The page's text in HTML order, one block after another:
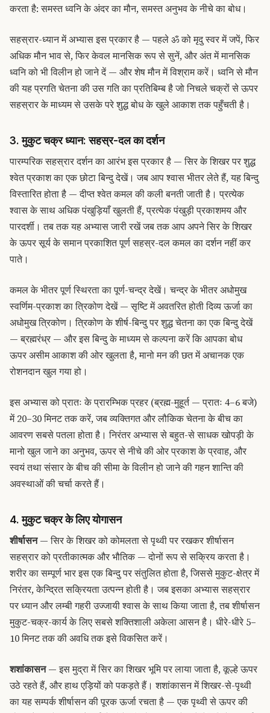
करता है: समस्त ध्वनि के अंदर का मौन, समस्त अनुभव के नीचे का बोध।
सहस्रार-ध्यान में अभ्यास इस प्रकार है — पहले ॐ को मृदु स्वर में जपें, फिर
अधिक मौन भाव से, फिर केवल मानसिक रूप से सुनें, और अंत में मानसिक
ध्वनि को भी विलीन हो जाने दें — और शेष मौन में विश्राम करें। ध्वनि से मौन
की यह प्रगति चेतना की उस गति का प्रतिबिम्ब है जो निचले चक्रों से ऊपर
सहस्रार के माध्यम से उसके परे शुद्ध बोध के खुले आकाश तक पहुँचती है।
3. मुकुट चक्र ध्यान: सहस्र-दल का दर्शन
पारम्परिक सहस्रार दर्शन का आरंभ इस प्रकार है — सिर के शिखर पर शुद्ध
श्वेत प्रकाश का एक छोटा बिन्दु देखें। जब आप श्वास भीतर लेते हैं, यह बिन्दु
विस्तारित होता है — दीप्त श्वेत कमल की कली बनती जाती है। प्रत्येक
श्वास के साथ अधिक पंखुड़ियाँ खुलती हैं, प्रत्येक पंखुड़ी प्रकाशमय और
पारदर्शी। तब तक यह अभ्यास जारी रखें जब तक आप अपने सिर के शिखर
के ऊपर सूर्य के समान प्रकाशित पूर्ण सहस्र-दल कमल का दर्शन नहीं कर
पाते।
कमल के भीतर पूर्ण स्थिरता का पूर्ण-चन्द्र देखें। चन्द्र के भीतर अधोमुख
स्वर्णिम-प्रकाश का त्रिकोण देखें — सृष्टि में अवतरित होती दिव्य ऊर्जा का
अधोमुख त्रिकोण। त्रिकोण के शीर्ष-बिन्दु पर शुद्ध चेतना का एक बिन्दु देखें
— ब्रह्मरंध्र — और इस बिन्दु के माध्यम से कल्पना करें कि आपका बोध
ऊपर असीम आकाश की ओर खुलता है, मानो मन की छत में अचानक एक
रोशनदान खुल गया हो।
इस अभ्यास को प्रातः के प्रारम्भिक प्रहर (ब्रह्म-मुहूर्त — प्रातः 4–6 बजे)
में 20–30 मिनट तक करें, जब व्यक्तिगत और लौकिक चेतना के बीच का
आवरण सबसे पतला होता है। निरंतर अभ्यास से बहुत-से साधक खोपड़ी के
मानो खुल जाने का अनुभव, ऊपर से नीचे की ओर प्रकाश के प्रवाह, और
स्वयं तथा संसार के बीच की सीमा के विलीन हो जाने की गहन शान्ति की
अवस्थाओं की चर्चा करते हैं।
4. मुकुट चक्र के लिए योगासन
शीर्षासन— सिर के शिखर को कोमलता से पृथ्वी पर रखकर शीर्षासन
सहस्रार को प्रतीकात्मक और भौतिक — दोनों रूप से सक्रिय करता है।
शरीर का सम्पूर्ण भार इस एक बिन्दु पर संतुलित होता है, जिससे मुकुट-क्षेत्र में
निरंतर, केन्द्रित सक्रियता उत्पन्न होती है। जब इसका अभ्यास सहस्रार
पर ध्यान और लम्बी गहरी उज्जायी श्वास के साथ किया जाता है, तब शीर्षासन
मुकुट-चक्र-कार्य के लिए सबसे शक्तिशाली अकेला आसन है। धीरे-धीरे 5–
10 मिनट तक की अवधि तक इसे विकसित करें।
शशांकासन— इस मुद्रा में सिर का शिखर भूमि पर लाया जाता है, कूल्हे ऊपर
उठे रहते हैं, और हाथ एड़ियों को पकड़ते हैं। शशांकासन में शिखर-से-पृथ्वी
का यह सम्पर्क शीर्षासन की पूरक ऊर्जा रचता है — एक पृथ्वी से ऊपर की